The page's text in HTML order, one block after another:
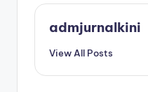
admjurnalkini
View All Posts